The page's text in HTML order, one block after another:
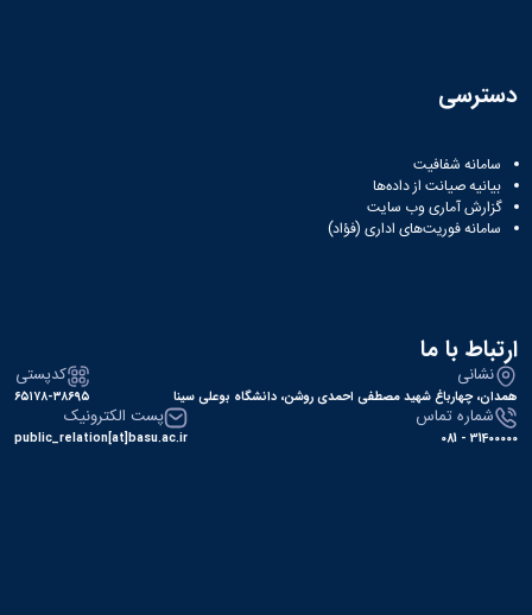
دسترسی
سامانه شفافیت
بیانیه صیانت از داده‌ها
گزارش آماری وب‌ سایت
سامانه فوریت‌های اداری (فؤاد)
ارتباط با ما
نشانی
همدان، چهارباغ شهید مصطفی احمدی روشن، دانشگاه بوعلی سینا
کدپستی
۶۵۱۷۸-۳۸۶۹۵
شماره تماس
31400000 - 081
پست الکترونیک
public_relation[at]basu.ac.ir